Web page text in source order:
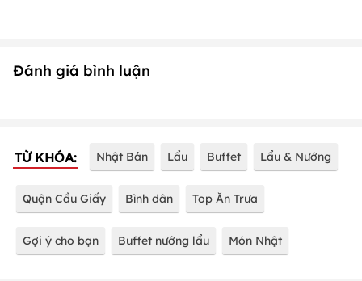
Đánh giá bình luận
TỪ KHÓA: Nhật Bản Lẩu Buffet Lẩu & Nướng
Quận Cầu Giấy Bình dân Top Ăn Trưa
Gợi ý cho bạn Buffet nướng lẩu Món Nhật